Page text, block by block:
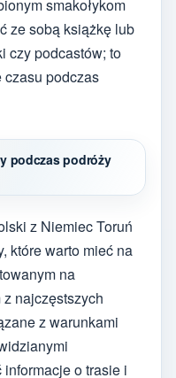
smakołykom
ze sobą książkę lub
czy podcastów; to
czasu podczas
podczas podróży
z Niemiec Toruń
które warto mieć na
na
najczęstszych
z warunkami
o trasie i